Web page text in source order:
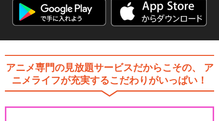
映画おしりたんてい カレーな
アニメ専門の見放題サービスだからこその、
ア
ニメライフが充実するこだわりがいっぱい！